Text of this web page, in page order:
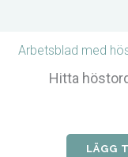
Hitta
LÄGG